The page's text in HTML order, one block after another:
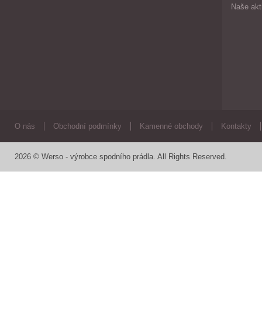
Naše
O nás Obchodní podmínky Kamenné obchody Kontakty
2026 © Werso - výrobce spodního prádla. All Rights Reserved.